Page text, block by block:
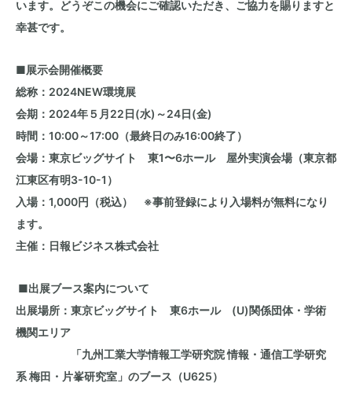
います。どうぞこの機会にご確認いただき、ご協力を賜りますと
幸甚です。
■展示会開催概要
総称： 2024NEW環境展
会期：2024年５月22日(水)～24日(金)
時間：10:00～17:00（最終日のみ16:00終了）
会場：東京ビッグサイト 東1〜6ホール 屋外実演会場（東京都
江東区有明3-10-1）
入場：1,000円（税込） ※事前登録により入場料が無料になり
ます。
主催：日報ビジネス株式会社
■出展ブース案内について
出展場所：東京ビッグサイト 東6ホール (U)関係団体・学術
機関エリア
「九州工業大学情報工学研究院 情報・通信工学研究
系 梅田・片峯研究室」のブース（U625）